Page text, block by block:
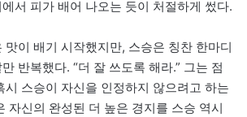
서 피가 배어 나오는 듯이 처절하게 썼다.
맛이 배기 시작했지만, 스승은 칭찬 한마디
반복했다. “더 잘 쓰도록 해라.” 그는 점
시 스승이 자신을 인정하지 않으려고 하는
자신의 완성된 더 높은 경지를 스승 역시